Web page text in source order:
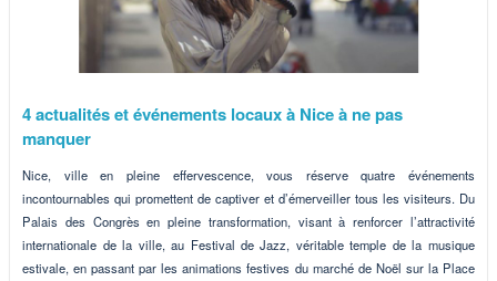
4 actualités et événements locaux à Nice à ne pas
manquer
Nice, ville en pleine effervescence, vous réserve quatre événements
incontournables qui promettent de captiver et d’émerveiller tous les visiteurs. Du
Palais des Congrès en pleine transformation, visant à renforcer l’attractivité
internationale de la ville, au Festival de Jazz, véritable temple de la musique
estivale, en passant par les animations festives du marché de Noël sur la Place